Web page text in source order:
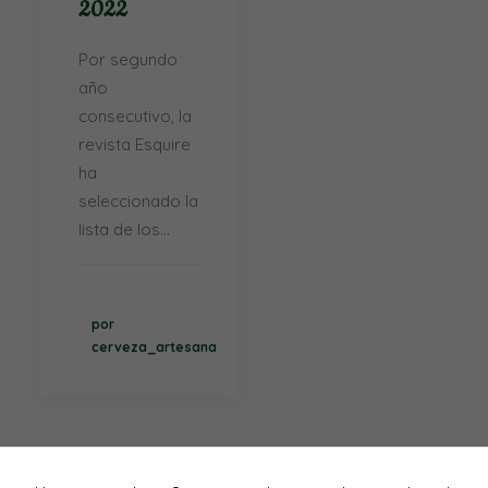
2022
Por segundo
año
consecutivo, la
revista Esquire
ha
seleccionado la
lista de los…
por
cerveza_artesana